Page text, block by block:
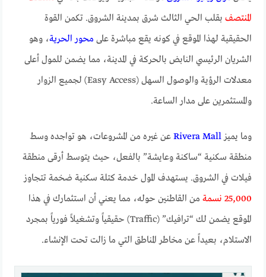
المنتصف بقلب الحي الثالث شرق بمدينة الشروق. تكمن القوة
الحقيقية لهذا الموقع في كونه يقع مباشرة على محور الحرية، وهو
الشريان الرئيسي النابض بالحركة في المدينة، مما يضمن للمول أعلى
معدلات الرؤية والوصول السهل (Easy Access) لجميع الزوار
والمستثمرين على مدار الساعة.
وما يميزRivera Mall عن غيره من المشروعات، هو تواجده وسط
منطقة سكنية “ساكنة وعايشة” بالفعل، حيث يتوسط أرقى منطقة
فيلات في الشروق. يستهدف المول خدمة كتلة سكنية ضخمة تتجاوز
25,000 نسمة
من القاطنين حوله، مما يعني أن استثمارك في هذا
الموقع يضمن لك “ترافيك” (Traffic) حقيقياً وتشغيلاً فورياً بمجرد
الاستلام، بعيداً عن مخاطر المناطق التي ما زالت تحت الإنشاء.